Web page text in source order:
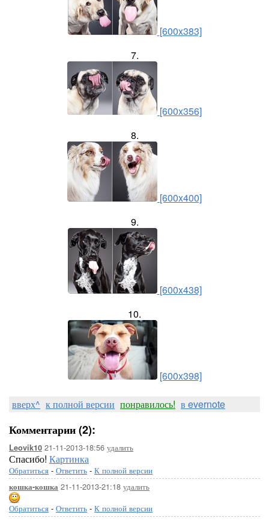
[600x383]
7.
[600x356]
8.
[600x400]
9.
[600x438]
10.
[600x398]
вверх^ к полной версии понравилось! в evernote
Комментарии (2):
Leovik10 21-11-2013-18:56 удалить
Спасибо! Картинка
Обратиться - Ответить - К полной версии
кошка-кошка 21-11-2013-21:18 удалить
Обратиться - Ответить - К полной версии